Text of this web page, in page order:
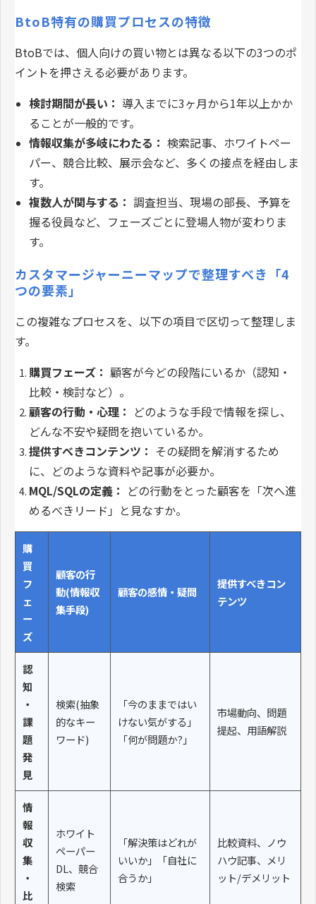
BtoB特有の購買プロセスの特徴
BtoBでは、個人向けの買い物とは異なる以下の3つのポ
イントを押さえる必要があります。
検討期間が長い： 導入までに3ヶ月から1年以上かか
ることが一般的です。
情報収集が多岐にわたる： 検索記事、ホワイトペー
パー、競合比較、展示会など、多くの接点を経由しま
す。
複数人が関与する： 調査担当、現場の部長、予算を
握る役員など、フェーズごとに登場人物が変わりま
す。
カスタマージャーニーマップで整理すべき「4
つの要素」
この複雑なプロセスを、以下の項目で区切って整理しま
す。
購買フェーズ： 顧客が今どの段階にいるか（認知・
比較・検討など）。
顧客の行動・心理： どのような手段で情報を探し、
どんな不安や疑問を抱いているか。
提供すべきコンテンツ： その疑問を解消するため
に、どのような資料や記事が必要か。
MQL/SQLの定義： どの行動をとった顧客を「次へ進
めるべきリード」と見なすか。
購
買
フ
ェ
ー
ズ
顧客の行
動(情報収
集手段)
顧客の感情・疑問
提供すべきコン
テンツ
認
知
・
課
題
発
見
検索(抽象
的なキー
ワード)
「今のままではい
けない気がする」
「何が問題か?」
市場動向、問題
提起、用語解説
情
報
収
集
・
比
ホワイト
ペーパー
DL、競合
検索
「解決策はどれが
いいか」「自社に
合うか」
比較資料、ノウ
ハウ記事、メリ
ット/デメリット